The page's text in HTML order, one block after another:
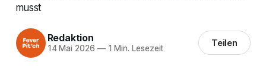
musst
Redaktion
14 Mai 2026 —1 Min. Lesezeit Teilen